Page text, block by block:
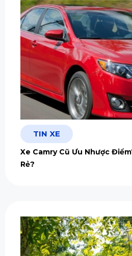
TIN XE
Xe Camry Cũ Ưu Nhược
Rẻ?